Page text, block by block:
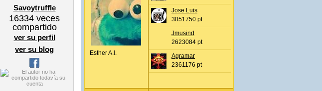
Savoytruffle
16334 veces
compartido
ver su perfil
ver su blog
Esther A.l.
Jose Luis
3051750 pt
Jmusind
2623084 pt
Agramar
2361176 pt